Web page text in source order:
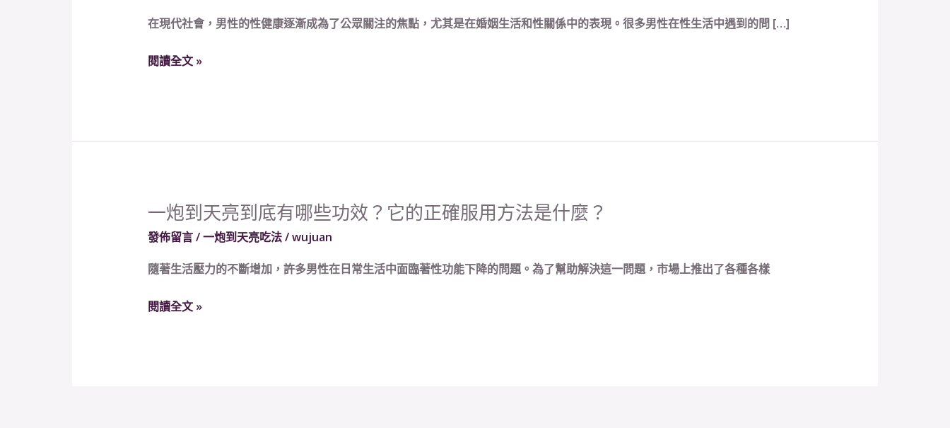
在現代社會，男性的性健康逐漸成為了公眾關注的焦點，尤其是在婚姻生活和性關係中的表現。很多男性在性生活中遇到的問 […]
同
成
亮
功
顯
嗎？
閱讀全文 »
一炮到天亮到底有哪些功效？它的正確服用方法是什麼？
發佈留言/一炮到天亮吃法/wujuan
隨著生活壓力的不斷增加，許多男性在日常生活中面臨著性功能下降的問題。為了幫助解決這一問題，市場上推出了各種各樣
一
炮
天
到
閱讀全文 »